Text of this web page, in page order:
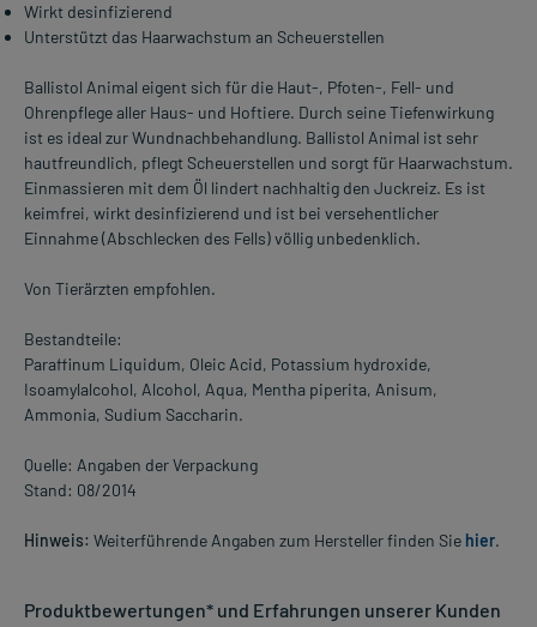
Wirkt desinfizierend
Unterstützt das Haarwachstum an Scheuerstellen
Ballistol Animal eigent sich für die Haut-, Pfoten-, Fell- und
Ohrenpflege aller Haus- und Hoftiere. Durch seine Tiefenwirkung
ist es ideal zur Wundnachbehandlung. Ballistol Animal ist sehr
hautfreundlich, pflegt Scheuerstellen und sorgt für Haarwachstum.
Einmassieren mit dem Öl lindert nachhaltig den Juckreiz. Es ist
keimfrei, wirkt desinfizierend und ist bei versehentlicher
Einnahme (Abschlecken des Fells) völlig unbedenklich.
Von Tierärzten empfohlen.
Bestandteile:
Paraffinum Liquidum, Oleic Acid, Potassium hydroxide,
Isoamylalcohol, Alcohol, Aqua, Mentha piperita, Anisum,
Ammonia, Sudium Saccharin.
Quelle: Angaben der Verpackung
Stand: 08/2014
Hinweis: Weiterführende Angaben zum Hersteller finden Sie hier.
Produktbewertungen* und Erfahrungen unserer Kunden